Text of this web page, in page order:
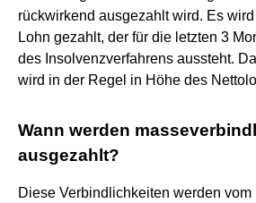
rückwirkend ausgezahlt wird. Es
Lohn gezahlt, der für die letzten 3
des Insolvenzverfahrens aussteht.
wird in der Regel in Höhe des
Wann werden
ausgezahlt?
Diese Verbindlichkeiten werden